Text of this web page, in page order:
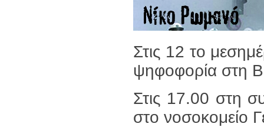
Στις 12 το
ψηφοφορία στη
Στις 17.00 στη
στο νοσοκομείο